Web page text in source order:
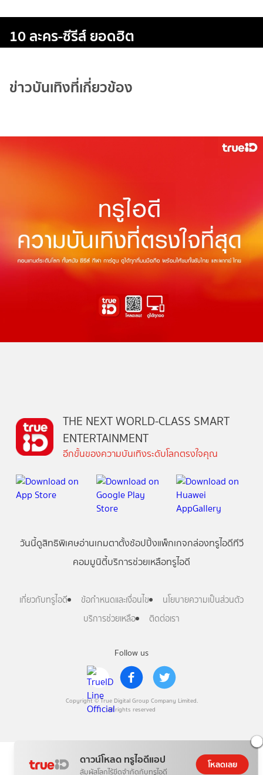
10 ละคร-ซีรีส์ ยอดฮิต
ข่าวบันเทิงที่เกี่ยวข้อง
ดาวน์โหลด ทรูไอดีแอป
สัมผัสโลกไร้ขีดจำกัดกับทรูไอดี
โหลดเลย
Follow us
Copyright © True Digital Group Company Limited.
All rights reserved
THE NEXT WORLD-CLASS SMART
ENTERTAINMENT
อีกขั้นของความบันเทิงระดับโลกตรงใจคุณ
วันนี้ดูสิทธิพิเศษอ่านเกมตาตั้งช้อปปิ้งแพ็กเกจกล่องทรูไอดีทีวี
คอมมูนิตี้บริการช่วยเหลือทรูไอดี
เกี่ยวกับทรูไอดี ข้อกำหนดและเงื่อนไข
นโยบายความเป็นส่วนตัว
บริการช่วยเหลือ
ติดต่อเรา